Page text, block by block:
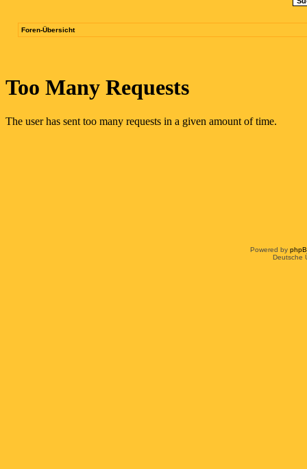
Foren-Übersicht
Powered by
Deutsche